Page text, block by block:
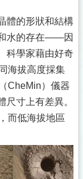
體的形狀和結構
水的存在——因
科學家藉由好奇
海拔高度採集
CheMin）儀器
寸上有差異。
而低海拔地區